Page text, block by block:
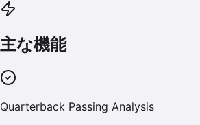
主な機能
Quarterback Passing Analysis